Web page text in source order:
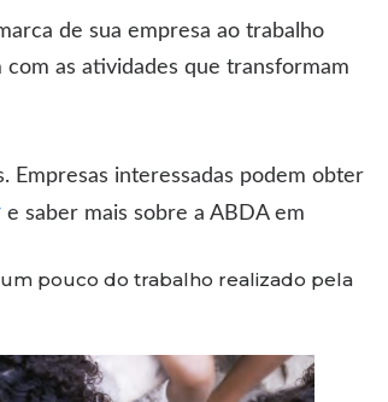
de sua empresa ao trabalho
as atividades que transformam
Empresas interessadas podem obter
e saber mais sobre a ABDA em
pouco do trabalho realizado pela